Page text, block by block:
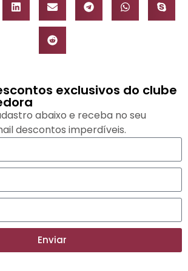
exclusivos do clube
abaixo e receba no seu
descontos imperdíveis.
Enviar